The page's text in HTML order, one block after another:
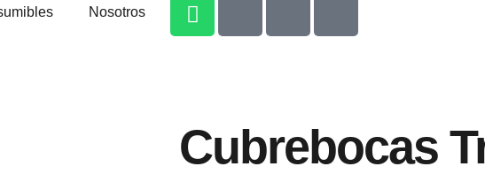
Nosotros
Cubrebocas